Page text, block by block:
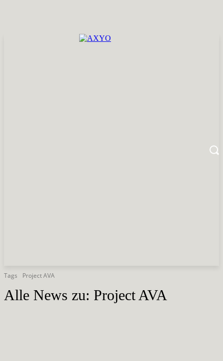
Tags Project AVA
Alle News zu: Project AVA